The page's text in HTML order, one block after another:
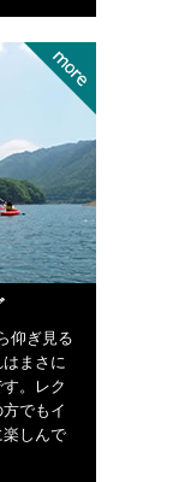
仰ぎ見る
まさに
。レク
でもイ
しんで